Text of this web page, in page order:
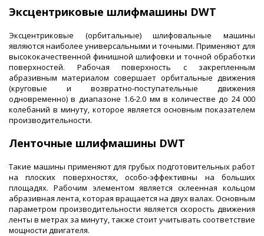
Эксцентриковые шлифмашины DWT
Эксцентриковые (орбитальные) шлифовальные машины
являются наиболее универсальными и точными. Применяют для
высококачественной финишной шлифовки и точной обработки
поверхностей. Рабочая поверхность с закрепленным
абразивным материалом совершает орбитальные движения
(круговые и возвратно-поступательные движения
одновременно) в диапазоне 1.6-2.0 мм в количестве до 24 000
колебаний в минуту, которое является основным показателем
производительности.
Ленточные шлифмашины DWT
Такие машины применяют для грубых подготовительных работ
на плоских поверхностях, особо-эффективны на больших
площадях. Рабочим элементом является склеенная кольцом
абразивная лента, которая вращается на двух валах. Основным
параметром производительности является скорость движения
ленты в метрах за минуту, также стоит учитывать соответствие
мощности двигателя.